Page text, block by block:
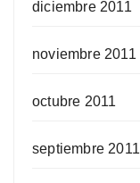
diciembre 2011
noviembre 2011
octubre 2011
septiembre 2011